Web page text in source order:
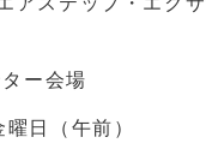
ー会場
日（午前）